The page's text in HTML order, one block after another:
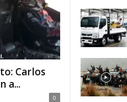
Carlos
a...
0